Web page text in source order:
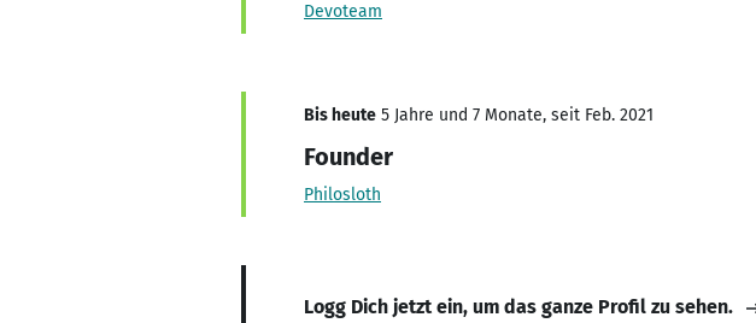
Devoteam
Bis heute 5 Jahre und 7 Monate, seit Feb. 2021
Founder
Philosloth
Logg Dich jetzt ein, um das ganze Profil zu sehen.